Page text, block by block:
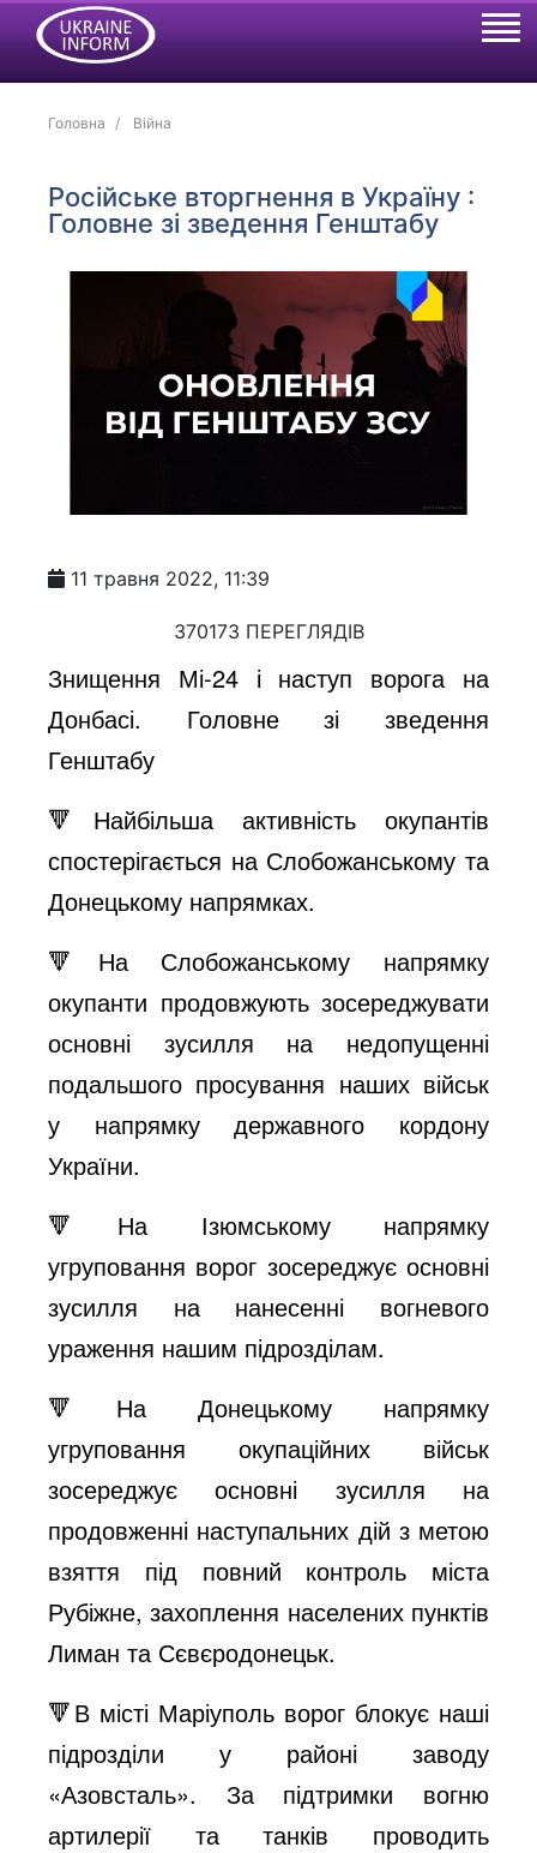
Головна Війна
Російське вторгнення в Україну :
Головне зі зведення Генштабу
11 травня 2022, 11:39
370173 ПЕРЕГЛЯДІВ
Знищення Мі-24 і наступ ворога на
Донбасі. Головне зі зведення
Генштабу
🔻Найбільша активність окупантів
спостерігається на Слобожанському та
Донецькому напрямках.
🔻На Слобожанському напрямку
окупанти продовжують зосереджувати
основні зусилля на недопущенні
подальшого просування наших військ
у напрямку державного кордону
України.
🔻На Ізюмському напрямку
угруповання ворог зосереджує основні
зусилля на нанесенні вогневого
ураження нашим підрозділам.
🔻На Донецькому напрямку
угруповання окупаційних військ
зосереджує основні зусилля на
продовженні наступальних дій з метою
взяття під повний контроль міста
Рубіжне, захоплення населених пунктів
Лиман та Сєвєродонецьк.
🔻В місті Маріуполь ворог блокує наші
підрозділи у районі заводу
«Азовсталь». За підтримки вогню
артилерії та танків проводить